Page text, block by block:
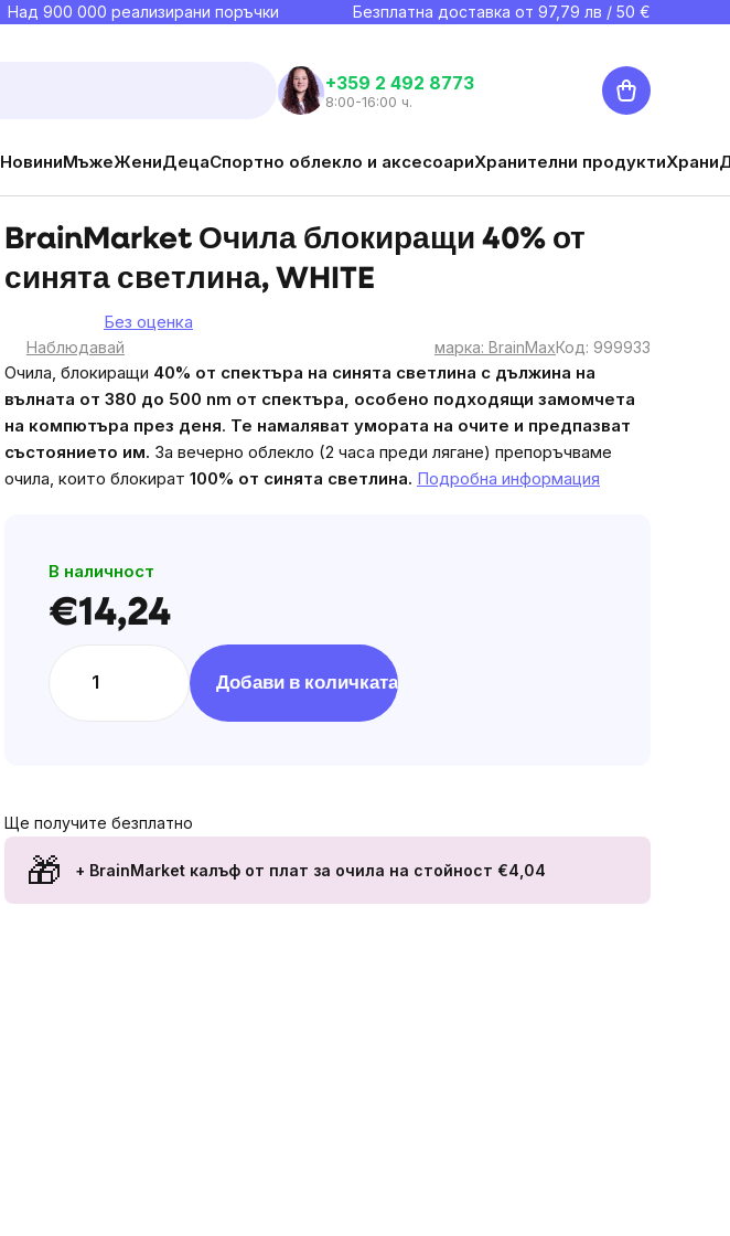
Над 900 000 реализирани поръчки Безплатна доставка от 97,79 лв / 50 €
+359 2 492 8773
8:00-16:00 ч.
Количка
НовиниМъжеЖениДецаСпортно облекло и аксесоариХранителни продуктиХрани
BrainMarket Очила блокиращи 40% от
синята светлина, WHITE
average
product
Без оценка
Ще получите безплатно
+ BrainMarket калъф от плат за очила на стойност €4,04
Наблюдавай марка: BrainMaxКод: 999933
Очила, блокиращи 40% от спектъра на синята светлина с дължина на
вълната от 380 до 500 nm от спектъра, особено подходящи замомчета
на компютъра през деня. Те намаляват умората на очите и предпазват
състоянието им. За вечерно облекло (2 часа преди лягане) препоръчваме
очила, които блокират 100% от синята светлина. Подробна информация
В наличност
€14,24Цена
мярка:
Добави в количката